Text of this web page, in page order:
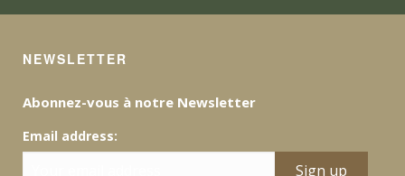
NEWSLETTER
Abonnez-vous à notre Newsletter
Email address: